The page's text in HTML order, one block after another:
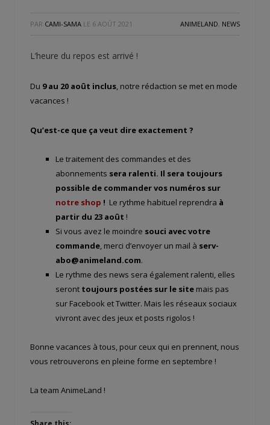
PAR CAMI-SAMA LE 6 AOÛT 2021 ANIMELAND, NEWS
L’heure du repos est arrivé !
Du 9 au 20 août inclus, notre rédaction se met en mode
vacances !
Qu’est-ce que ça veut dire exactement ?
Le traitement des commandes et des
abonnements sera ralenti. Il sera toujours
possible de commander vos numéros sur
notre shop ! Le rythme habituel reprendra à
partir du 23 août !
Si vous avez le moindre souci avec votre
commande, merci d’envoyer un mail à serv-
abo@animeland.com.
Le rythme des news sera également ralenti, elles
seront toujours postées sur le site mais pas
sur Facebook et Twitter. Mais les réseaux sociaux
vivront avec des jeux et posts rigolos !
Bonne vacances à tous, pour ceux qui en prennent, nous
vous retrouverons en pleine forme en septembre !
La team AnimeLand !